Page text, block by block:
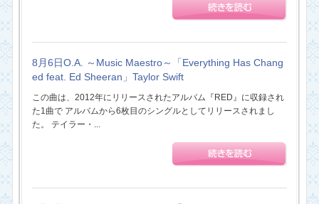
8月6日O.A. ～Music Maestro～「Everything Has Chang
ed feat. Ed Sheeran」Taylor Swift
この曲は、2012年にリリースされたアルバム『RED』に収録され
た1曲で アルバムから6枚目のシングルとしてリリースされまし
た。 テイラー・...